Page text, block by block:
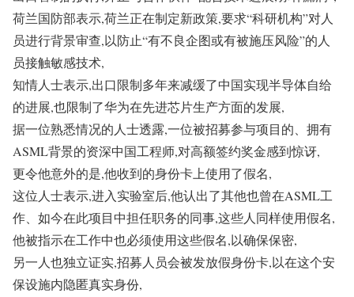
荷兰国防部表示,荷兰正在制定新政策,要求“科研机构”对人
员进行背景审查,以防止“有不良企图或有被施压风险”的人
员接触敏感技术,
知情人士表示,出口限制多年来减缓了中国实现半导体自给
的进展,也限制了华为在先进芯片生产方面的发展,
据一位熟悉情况的人士透露,一位被招募参与项目的、拥有
ASML背景的资深中国工程师,对高额签约奖金感到惊讶,
更令他意外的是,他收到的身份卡上使用了假名,
这位人士表示,进入实验室后,他认出了其他也曾在ASML工
作、如今在此项目中担任职务的同事,这些人同样使用假名,
他被指示在工作中也必须使用这些假名,以确保保密,
另一人也独立证实,招募人员会被发放假身份卡,以在这个安
保设施内隐匿真实身份,